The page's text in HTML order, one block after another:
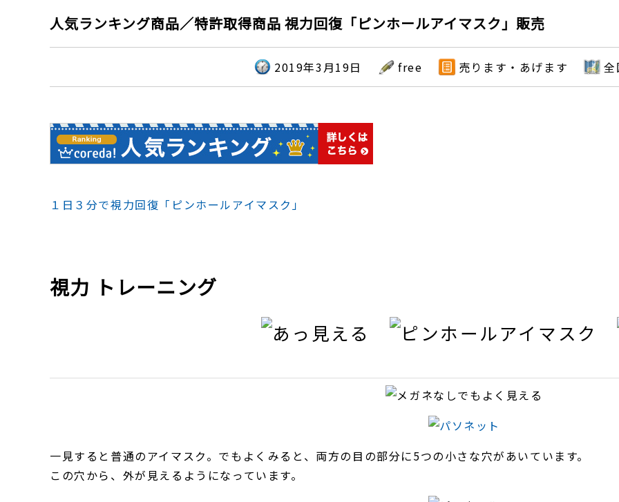
人気ランキング商品／特許取得商品 視力回復「ピンホールアイマスク」販売
2019年3月19日 free 売ります・あげます
１日３分で視力回復「ピンホールアイマスク」
視力 トレーニング
一見すると普通のアイマスク。でもよくみると、両方の目の部分に5つの小さな穴があいています。
この穴から、外が見えるようになっています。